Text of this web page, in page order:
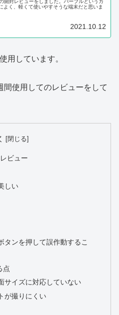
開封レビューをしました。パープルというカ
よく、軽くて使いやすそうな端末だと思いま
2021.10.12
用しています。
使用してのレビューをして
ビュー
しい
タンを押して誤作動するこ
点
サイズに対応していない
が撮りにくい